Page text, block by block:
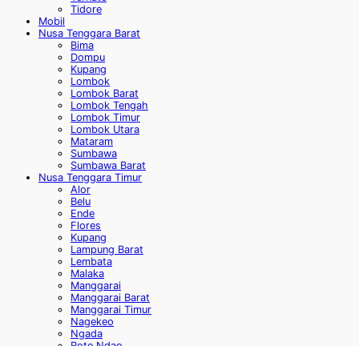
Tidore
Mobil
Nusa Tenggara Barat
Bima
Dompu
Kupang
Lombok
Lombok Barat
Lombok Tengah
Lombok Timur
Lombok Utara
Mataram
Sumbawa
Sumbawa Barat
Nusa Tenggara Timur
Alor
Belu
Ende
Flores
Kupang
Lampung Barat
Lembata
Malaka
Manggarai
Manggarai Barat
Manggarai Timur
Nagekeo
Ngada